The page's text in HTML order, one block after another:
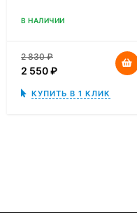
В НАЛИЧИИ
2 830₽
2 550₽
КУПИТЬ В 1 КЛИК